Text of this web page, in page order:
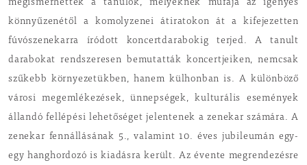
megismerhettek a tanulók, melyeknek műfaja az igényes
könnyűzenétől a komolyzenei átiratokon át a kifejezetten
fúvószenekarra íródott koncertdarabokig terjed. A tanult
darabokat rendszeresen bemutatták koncertjeiken, nemcsak
szűkebb környezetükben, hanem külhonban is. A különböző
városi megemlékezések, ünnepségek, kulturális események
állandó fellépési lehetőséget jelentenek a zenekar számára. A
zenekar fennállásának 5., valamint 10. éves jubileumán egy-
egy hanghordozó is kiadásra került. Az évente megrendezésre